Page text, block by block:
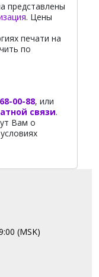
представлены
. Цены
печати на
по
00-88, или
связи.
Вам о
(MSK)